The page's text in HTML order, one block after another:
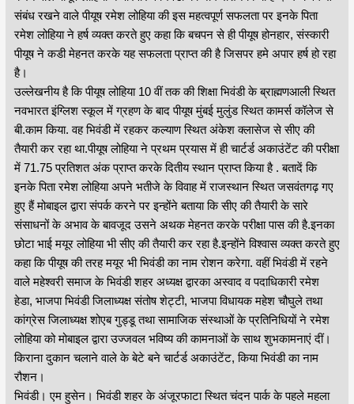
संबंध रखने वाले पीयूष रमेश लोहिया की इस महत्वपूर्ण सफलता पर इनके पिता
रमेश लोहिया ने हर्ष व्यक्त करते हुए कहा कि बचपन से ही पीयूष होनहार, संस्कारी
पीयूष ने कडी मेहनत करके यह सफलता प्राप्त की है जिसपर हमे अपार हर्ष हो रहा
है।
उल्लेखनीय है कि पीयूष लोहिया 10 वीं तक की शिक्षा भिवंडी के ब्राह्मणआली स्थित
नवभारत इंग्लिश स्कूल में ग्रहण के बाद पीयूष मुंबई मुलुंड स्थित कामर्स कॉलेज से
बी.काम किया. वह भिवंडी में रहकर कल्याण स्थित अंकेश क्लासेज से सीए की
तैयारी कर रहा था.पीयूष लोहिया ने प्रथम प्रयास में ही चार्टर्ड अकाउंटेंट की परीक्षा
में 71.75 प्रतिशत अंक प्राप्त करके दितीय स्थान प्राप्त किया है . बतादें कि
इनके पिता रमेश लोहिया अपने भतीजे के विवाह में राजस्थान स्थित जसवंतगढ़ गए
हुए हैं मोबाइल द्वारा संपर्क करने पर इन्होंने बताया कि सीए की तैयारी के सारे
संसाधनों के अभाव के बावजूद उसने अथक मेहनत करके परीक्षा पास की है.इनका
छोटा भाई मयूर लोहिया भी सीए की तैयारी कर रहा है.इन्होंने विश्वास व्यक्त करते हुए
कहा कि पीयूष की तरह मयूर भी भिवंडी का नाम रोशन करेगा. वहीं भिवंडी में रहने
वाले महेश्वरी समाज के भिवंडी शहर अध्यक्ष द्वारका अस्वाद व पदाधिकारी रमेश
हेडा, भाजपा भिवंडी जिलाध्यक्ष संतोष शेट्टी, भाजपा विधायक महेश चौघुले तथा
कांग्रेस जिलाध्यक्ष शोएब गुड्डू तथा सामाजिक संस्थाओं के प्रतिनिधियों ने रमेश
लोहिया को मोबाइल द्वारा उज्जवल भविष्य की कामनाओं के साथ शुभकामनाएं दीं।
किराना दुकान चलाने वाले के बेटे बने चार्टर्ड अकाउंटेंट, किया भिवंडी का नाम
रौशन।
भिवंडी। एम हुसेन। भिवंडी शहर के अंजूरफाटा स्थित चंदन पार्क के पहले महला